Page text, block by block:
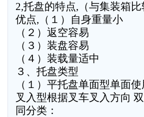
2,托盘的特点,（与集装箱比
优点,（１）自身重量小
（２）返空容易
（３）装盘容易
（４）装载量适中
３、托盘类型
（１）平托盘单面型单面
叉入型根据叉车叉入方向
同分类：